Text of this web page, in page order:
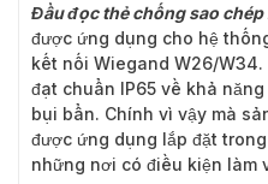
Đầu đọc thẻ chống sao chép
được ứng dụng cho hệ
kết nối Wiegand W26/W34.
đạt chuẩn IP65 về khả
bụi bẩn. Chính vì vậy mà
được ứng dụng lắp đặt
những nơi có điều kiện làm